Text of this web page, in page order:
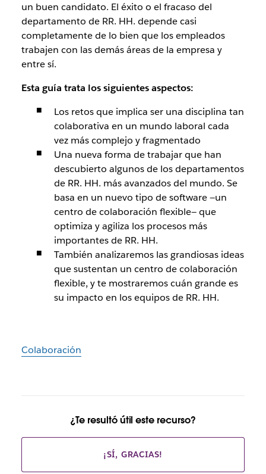
un buen candidato. El éxito o el fracaso del
departamento de RR. HH. depende casi
completamente de lo bien que los empleados
trabajen con las demás áreas de la empresa y
entre sí.
Esta guía trata los siguientes aspectos:
Los retos que implica ser una disciplina tan
colaborativa en un mundo laboral cada
vez más complejo y fragmentado
Una nueva forma de trabajar que han
descubierto algunos de los departamentos
de RR. HH. más avanzados del mundo. Se
basa en un nuevo tipo de software —un
centro de colaboración flexible— que
optimiza y agiliza los procesos más
importantes de RR. HH.
También analizaremos las grandiosas ideas
que sustentan un centro de colaboración
flexible, y te mostraremos cuán grande es
su impacto en los equipos de RR. HH.
Colaboración
¿Te resultó útil este recurso?
¡SÍ, GRACIAS!